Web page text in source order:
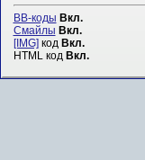
BB-коды Вкл.
Смайлы Вкл.
[IMG]код Вкл.
HTML код Вкл.